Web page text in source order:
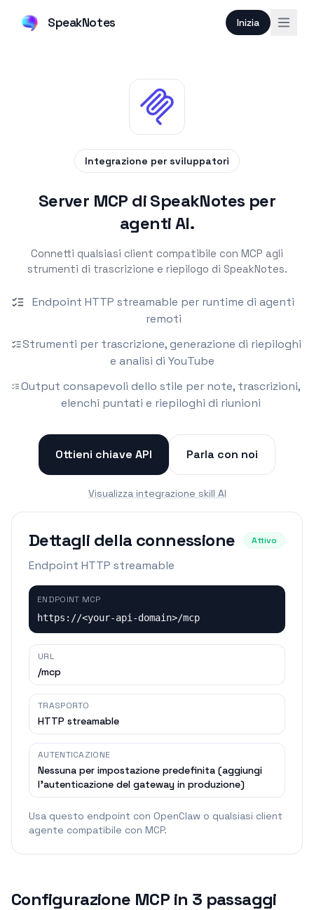
SpeakNotes Inizia
Integrazione per sviluppatori
Server MCP di SpeakNotes per
agenti AI.
Connetti qualsiasi client compatibile con MCP agli
strumenti di trascrizione e riepilogo di SpeakNotes.
Endpoint HTTP streamable per runtime di agenti
remoti
Strumenti per trascrizione, generazione di riepiloghi
e analisi di YouTube
Output consapevoli dello stile per note, trascrizioni,
elenchi puntati e riepiloghi di riunioni
Ottieni chiave API Parla con noi
Visualizza integrazione skill AI
Dettagli della connessione Attivo
Endpoint HTTP streamable
ENDPOINT MCP
https://<your-api-domain>/mcp
URL
/mcp
TRASPORTO
HTTP streamable
AUTENTICAZIONE
Nessuna per impostazione predefinita (aggiungi
l'autenticazione del gateway in produzione)
Usa questo endpoint con OpenClaw o qualsiasi client
agente compatibile con MCP.
Configurazione MCP in 3 passaggi